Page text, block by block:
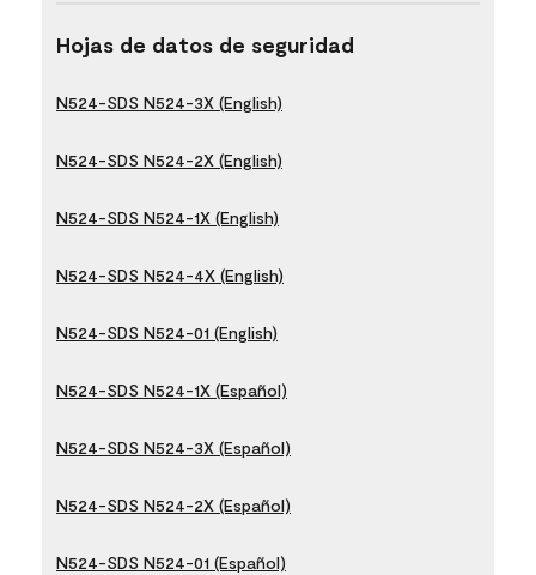
Hojas de datos de seguridad
N524-SDS N524-3X (English)
N524-SDS N524-2X (English)
N524-SDS N524-1X (English)
N524-SDS N524-4X (English)
N524-SDS N524-01 (English)
N524-SDS N524-1X (Español)
N524-SDS N524-3X (Español)
N524-SDS N524-2X (Español)
N524-SDS N524-01 (Español)